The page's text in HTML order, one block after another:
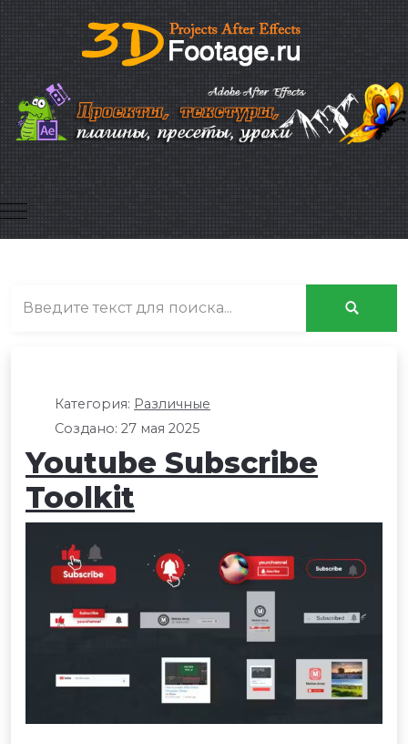
Mobile Menu Toggle
Категория: Различные
Создано: 27 мая 2025
Youtube Subscribe
Toolkit